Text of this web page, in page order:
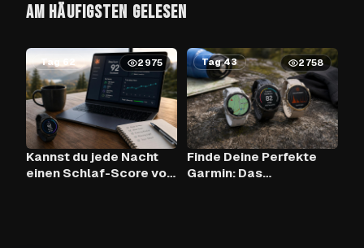
AM HÄUFIGSTEN GELESEN
Tag 62 2975
Kannst du jede Nacht
einen Schlaf-Score von
Tag 43 2758
Finde Deine Perfekte
Garmin: Das